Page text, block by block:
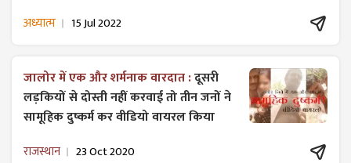
अध्यात्म 15 Jul 2022
जालोर में एक और शर्मनाक वारदात :दूसरी
लड़कियों से दोस्ती नहीं करवाई तो तीन जनों ने
सामूहिक दुष्कर्म कर वीडियो वायरल किया
राजस्थान 23 Oct 2020